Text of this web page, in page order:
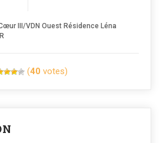
III/VDN Ouest Résidence Léna
(40 votes)